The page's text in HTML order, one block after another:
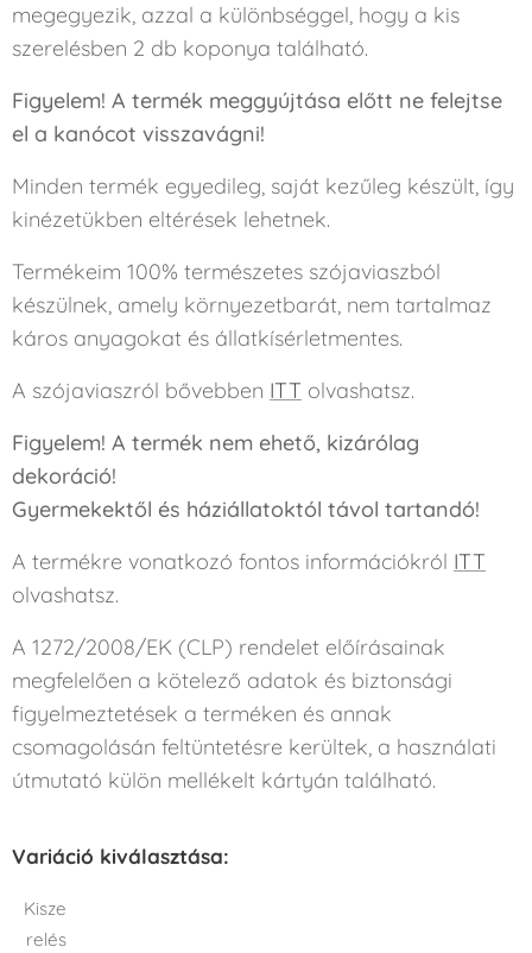
megegyezik, azzal a különbséggel, hogy a kis
szerelésben 2 db koponya található.
Figyelem! A termék meggyújtása előtt ne felejtse
el a kanócot visszavágni!
Minden termék egyedileg, saját kezűleg készült, így
kinézetükben eltérések lehetnek.
Termékeim 100% természetes szójaviaszból
készülnek, amely környezetbarát, nem tartalmaz
káros anyagokat és állatkísérletmentes.
A szójaviaszról bővebben ITT olvashatsz.
Figyelem! A termék nem ehető, kizárólag
dekoráció!
Gyermekektől és háziállatoktól távol tartandó!
A termékre vonatkozó fontos információkról ITT
olvashatsz.
A 1272/2008/EK (CLP) rendelet előírásainak
megfelelően a kötelező adatok és biztonsági
figyelmeztetések a terméken és annak
csomagolásán feltüntetésre kerültek, a használati
útmutató külön mellékelt kártyán található.
Variáció kiválasztása:
Kisze
relés